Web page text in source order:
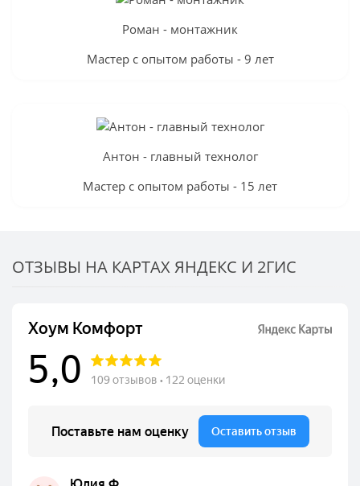
Роман - монтажник
Мастер с опытом работы - 9 лет
Антон - главный технолог
Мастер с опытом работы - 15 лет
ОТЗЫВЫ НА КАРТАХ ЯНДЕКС И 2ГИС